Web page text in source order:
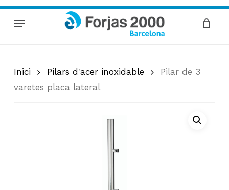
Skip
Menu
Cart Close
Cart
Inici Pilars d'acer inoxidable
Pilar de 3
varetes placa lateral